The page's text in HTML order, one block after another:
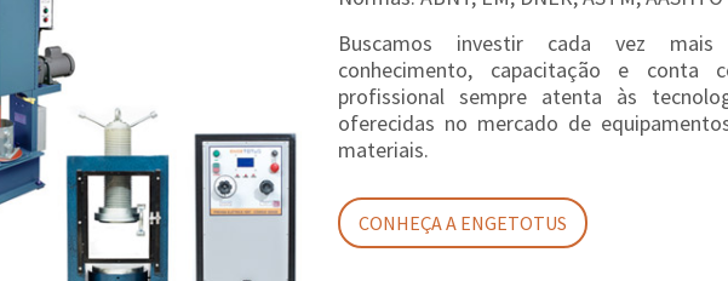
Buscamos investir cada vez mais
conhecimento, capacitação e conta
profissional sempre atenta às
oferecidas no mercado de
materiais.
CONHEÇA A ENGETOTUS